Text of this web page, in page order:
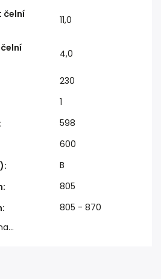
čelní
11,0
4,0
230
1
:
598
600
:
B
:
805
:
805 - 870